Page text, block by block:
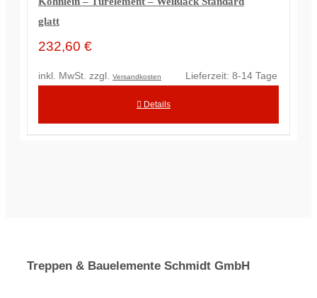
glatt
232,60 €
inkl. MwSt. zzgl. Versandkosten Lieferzeit: 8-14 Tage
Details
Treppen & Bauelemente Schmidt GmbH